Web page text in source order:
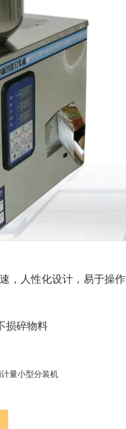
，人性化设计，易于操作
损碎物料